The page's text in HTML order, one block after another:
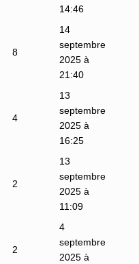
14:46
8
14
septembre
2025 à
21:40
4
13
septembre
2025 à
16:25
2
13
septembre
2025 à
11:09
2
4
septembre
2025 à